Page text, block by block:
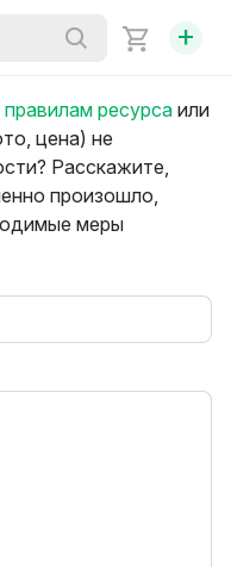
+
правилам ресурса или
цена) не
Расскажите,
произошло,
меры